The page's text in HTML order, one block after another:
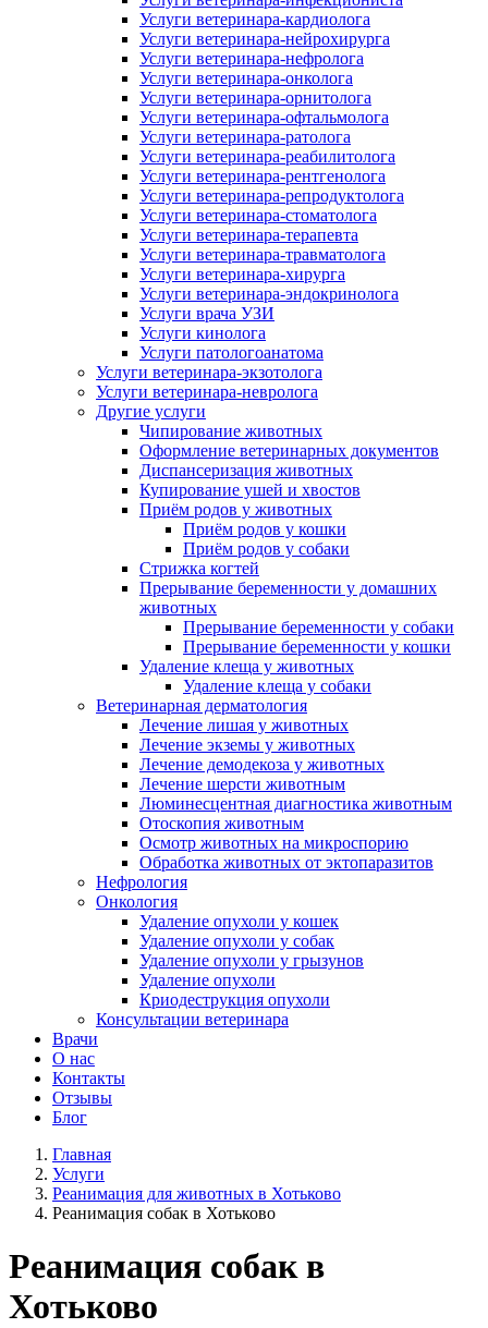
Услуги ветеринара-кардиолога
Услуги ветеринара-нейрохирурга
Услуги ветеринара-нефролога
Услуги ветеринара-онколога
Услуги ветеринара-орнитолога
Услуги ветеринара-офтальмолога
Услуги ветеринара-ратолога
Услуги ветеринара-реабилитолога
Услуги ветеринара-рентгенолога
Услуги ветеринара-репродуктолога
Услуги ветеринара-стоматолога
Услуги ветеринара-терапевта
Услуги ветеринара-травматолога
Услуги ветеринара-хирурга
Услуги ветеринара-эндокринолога
Услуги врача УЗИ
Услуги кинолога
Услуги патологоанатома
Услуги ветеринара-экзотолога
Услуги ветеринара-невролога
Другие услуги
Чипирование животных
Оформление ветеринарных документов
Диспансеризация животных
Купирование ушей и хвостов
Приём родов у животных
Приём родов у кошки
Приём родов у собаки
Стрижка когтей
Прерывание беременности у домашних
животных
Прерывание беременности у собаки
Прерывание беременности у кошки
Удаление клеща у животных
Удаление клеща у собаки
Ветеринарная дерматология
Лечение лишая у животных
Лечение экземы у животных
Лечение демодекоза у животных
Лечение шерсти животным
Люминесцентная диагностика животным
Отоскопия животным
Осмотр животных на микроспорию
Обработка животных от эктопаразитов
Нефрология
Онкология
Удаление опухоли у кошек
Удаление опухоли у собак
Удаление опухоли у грызунов
Удаление опухоли
Криодеструкция опухоли
Консультации ветеринара
Врачи
О нас
Контакты
Отзывы
Блог
Главная
Услуги
Реанимация для животных в Хотьково
Реанимация собак в Хотьково
Реанимация собак в
Хотьково